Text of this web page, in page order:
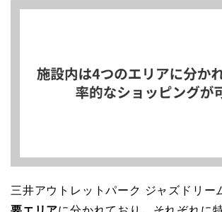
三井アウトレットパーク ジャズドリー